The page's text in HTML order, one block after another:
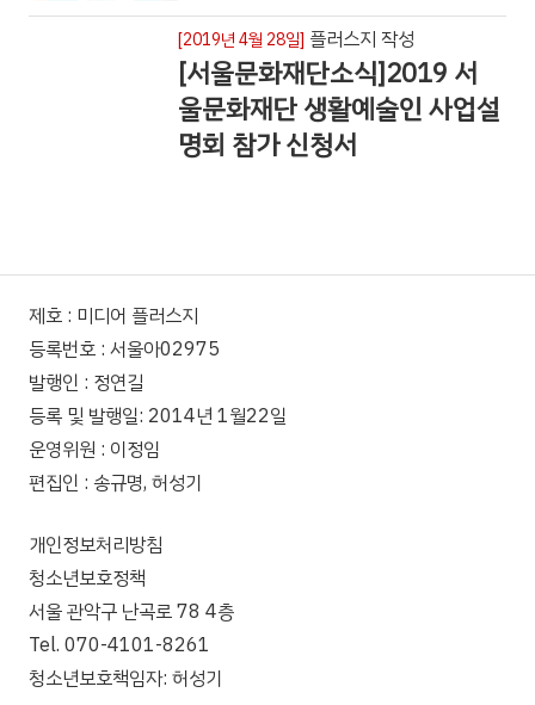
[2019년 4월 28일] 플러스지 작성
[서울문화재단소식]2019 서
울문화재단 생활예술인 사업설
명회 참가 신청서
제호 : 미디어 플러스지
등록번호 : 서울아02975
발행인 : 정연길
등록 및 발행일: 2014년 1월22일
운영위원 : 이정임
편집인 : 송규명, 허성기
개인정보처리방침
청소년보호정책
서울 관악구 난곡로 78 4층
Tel. 070-4101-8261
청소년보호책임자: 허성기